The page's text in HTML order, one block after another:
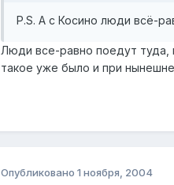
P.S. А с Косино люди всё-
Люди все-равно поедут
такое уже было и при
Опубликовано 1 ноября, 2004